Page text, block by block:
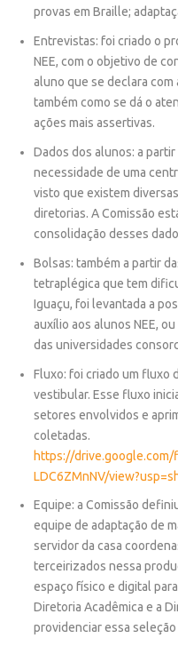
provas em Braille;
Entrevistas: foi criado o
NEE, com o objetivo de
aluno que se declara
também como se dá o
ações mais assertivas.
Dados dos alunos: a
necessidade de uma
visto que existem
diretorias. A Comissão
consolidação desses
Bolsas: também a partir
tetraplégica que tem
Iguaçu, foi levantada a
auxílio aos alunos NEE,
das universidades
Fluxo: foi criado um fluxo
vestibular. Esse fluxo
setores envolvidos e
coletadas.
https://drive.google.com/
LDC6ZMnNV/
Equipe: a Comissão
equipe de adaptação de
servidor da casa
terceirizados nessa
espaço físico e digital
Diretoria Acadêmica e a
providenciar essa